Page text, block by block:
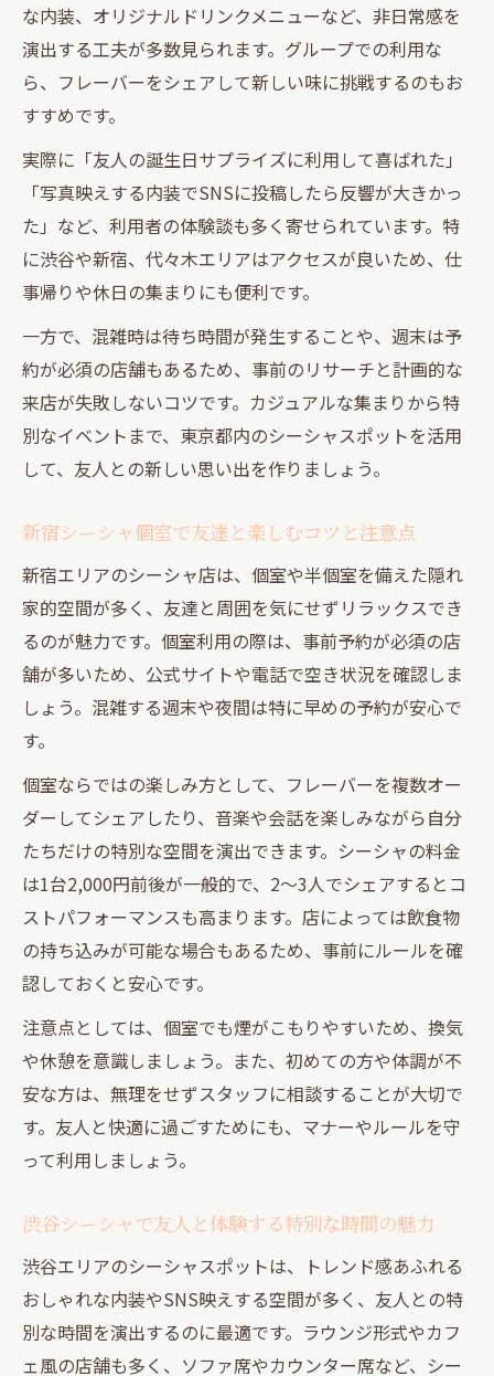
な内装、オリジナルドリンクメニューなど、非日常感を
演出する工夫が多数見られます。グループでの利用な
ら、フレーバーをシェアして新しい味に挑戦するのもお
すすめです。
実際に「友人の誕生日サプライズに利用して喜ばれた」
「写真映えする内装でSNSに投稿したら反響が大きかっ
た」など、利用者の体験談も多く寄せられています。特
に渋谷や新宿、代々木エリアはアクセスが良いため、仕
事帰りや休日の集まりにも便利です。
一方で、混雑時は待ち時間が発生することや、週末は予
約が必須の店舗もあるため、事前のリサーチと計画的な
来店が失敗しないコツです。カジュアルな集まりから特
別なイベントまで、東京都内のシーシャスポットを活用
して、友人との新しい思い出を作りましょう。
新宿シーシャ個室で友達と楽しむコツと注意点
新宿エリアのシーシャ店は、個室や半個室を備えた隠れ
家的空間が多く、友達と周囲を気にせずリラックスでき
るのが魅力です。個室利用の際は、事前予約が必須の店
舗が多いため、公式サイトや電話で空き状況を確認しま
しょう。混雑する週末や夜間は特に早めの予約が安心で
す。
個室ならではの楽しみ方として、フレーバーを複数オー
ダーしてシェアしたり、音楽や会話を楽しみながら自分
たちだけの特別な空間を演出できます。シーシャの料金
は1台2,000円前後が一般的で、2～3人でシェアするとコ
ストパフォーマンスも高まります。店によっては飲食物
の持ち込みが可能な場合もあるため、事前にルールを確
認しておくと安心です。
注意点としては、個室でも煙がこもりやすいため、換気
や休憩を意識しましょう。また、初めての方や体調が不
安な方は、無理をせずスタッフに相談することが大切で
す。友人と快適に過ごすためにも、マナーやルールを守
って利用しましょう。
渋谷シーシャで友人と体験する特別な時間の魅力
渋谷エリアのシーシャスポットは、トレンド感あふれる
おしゃれな内装やSNS映えする空間が多く、友人との特
別な時間を演出するのに最適です。ラウンジ形式やカフ
ェ風の店舗も多く、ソファ席やカウンター席など、シー